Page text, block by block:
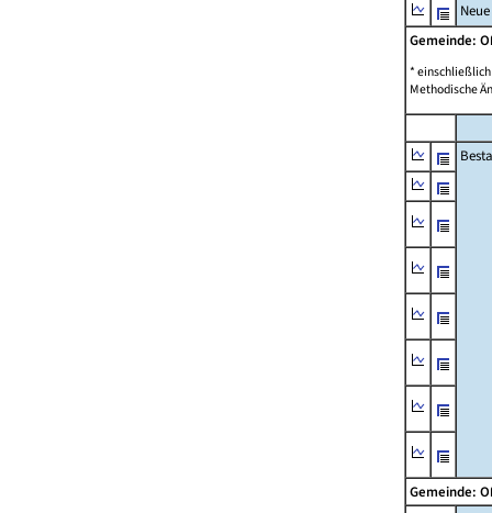
Gemeinde:
*
Methodische
Gemeinde: